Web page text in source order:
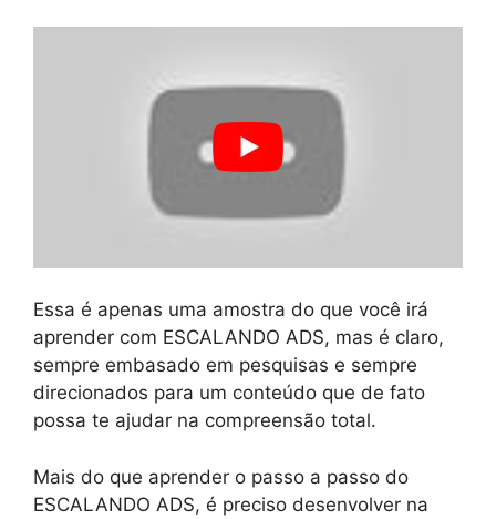
Essa é apenas uma amostra do que você irá
aprender com ESCALANDO ADS, mas é claro,
sempre embasado em pesquisas e sempre
direcionados para um conteúdo que de fato
possa te ajudar na compreensão total.
Mais do que aprender o passo a passo do
ESCALANDO ADS, é preciso desenvolver na